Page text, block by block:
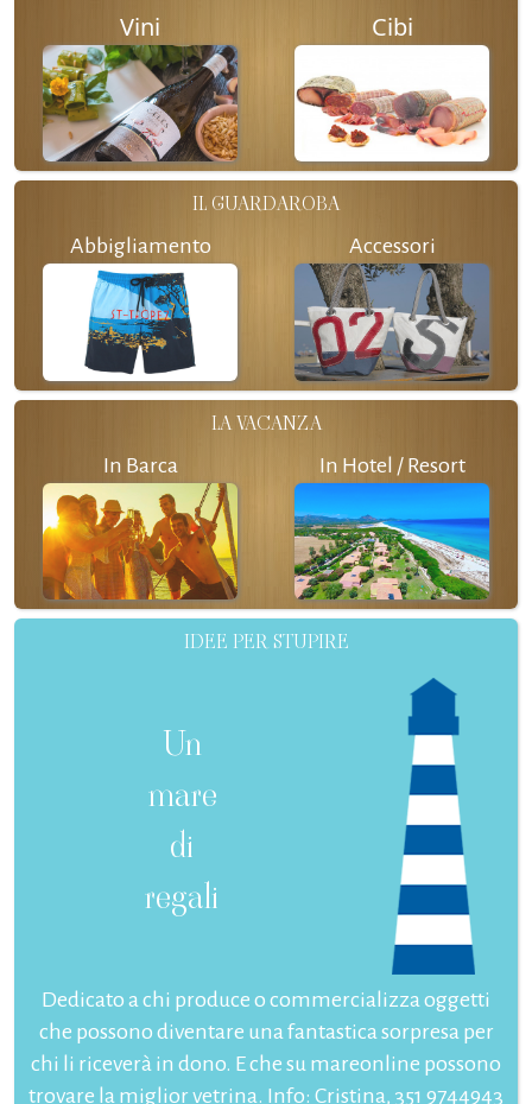
Vini Cibi
IL GUARDAROBA
Abbigliamento Accessori
LA VACANZA
In Barca In Hotel / Resort
IDEE PER STUPIRE
Un
mare
di
regali
Dedicato a chi produce o commercializza oggetti
che possono diventare una fantastica sorpresa per
chi li riceverà in dono. E che su mareonline possono
trovare la miglior vetrina. Info: Cristina, 351 9744943